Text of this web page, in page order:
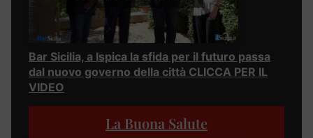
Bar Sicilia, a Ispica la sfida per il futuro passa
dal nuovo governo della città CLICCA PER IL
VIDEO
La Buona Salute